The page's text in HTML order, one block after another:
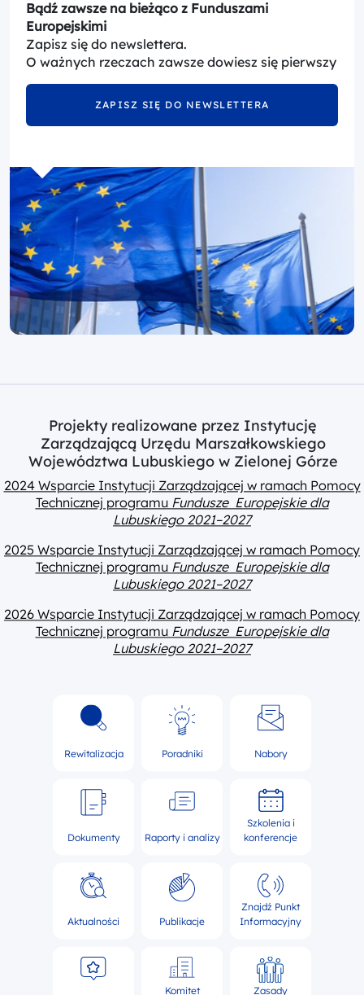
Bądź zawsze na bieżąco z Funduszami
Europejskimi
Zapisz się do newslettera.
O ważnych rzeczach zawsze dowiesz się pierwszy
ZAPISZ SIĘ DO NEWSLETTERA
Projekty realizowane przez Instytucję
Zarządzającą Urzędu Marszałkowskiego
Województwa Lubuskiego w Zielonej Górze
2024 Wsparcie Instytucji Zarządzającej w ramach Pomocy
Technicznej programu Fundusze Europejskie dla
Lubuskiego 2021–2027
2025 Wsparcie Instytucji Zarządzającej w ramach Pomocy
Technicznej programu Fundusze Europejskie dla
Lubuskiego 2021–2027
2026 Wsparcie Instytucji Zarządzającej w ramach Pomocy
Technicznej programu Fundusze Europejskie dla
Lubuskiego 2021–2027
Rewitalizacja Poradniki Nabory
Dokumenty Raporty i analizy
Szkolenia i
konferencje
Aktualności Publikacje
Znajdź Punkt
Informacyjny
Komitet
Zasady